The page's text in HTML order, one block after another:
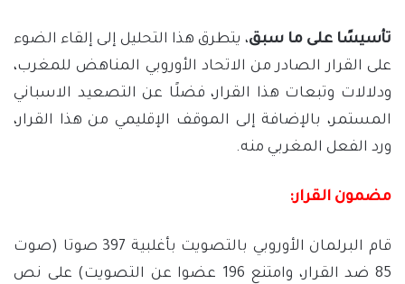
تأسيسًا على ما سبق، يتطرق هذا التحليل إلى إلقاء الضوء
على القرار الصادر من الاتحاد الأوروبي المناهض للمغرب،
ودلالات وتبعات هذا القرار، فضلًا عن التصعيد الاسباني
المستمر، بالإضافة إلى الموقف الإقليمي من هذا القرار،
ورد الفعل المغربي منه.
مضمون القرار:
قام البرلمان الأوروبي بالتصويت بأغلبية 397 صوتا (صوت
85 ضد القرار، وامتنع 196 عضوا عن التصويت) على نص